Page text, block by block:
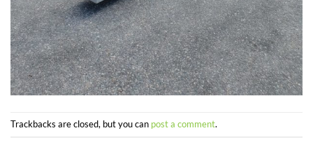
Trackbacks are closed, but you can post a comment.